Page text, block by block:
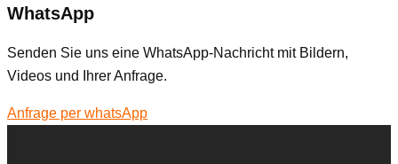
WhatsApp
Senden Sie uns eine WhatsApp-Nachricht mit Bildern,
Videos und Ihrer Anfrage.
Anfrage per whatsApp